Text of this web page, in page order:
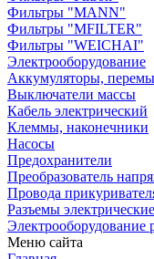
Фильтры "MANN"
Фильтры "MFILTER"
Фильтры "WEICHAI"
Электрооборудование
Аккумуляторы,
Выключатели массы
Кабель электрический
Клеммы, наконечники
Насосы
Предохранители
Преобразователь
Провода
Разъемы электрические
Электрооборудование
Меню сайта